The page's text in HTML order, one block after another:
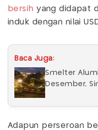
bersih yang didapat
induk dengan nilai
Baca Juga:
Smelter
Desember,
Adapun perseroan